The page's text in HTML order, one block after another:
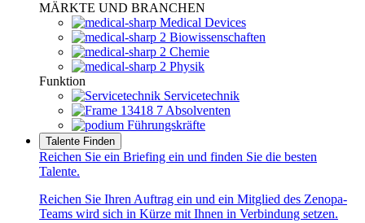
MÄRKTE UND BRANCHEN
Medical Devices
Biowissenschaften
Chemie
Physik
Funktion
Servicetechnik
Absolventen
Führungskräfte
Talente Finden
Reichen Sie ein Briefing ein und finden Sie die besten
Talente.
Reichen Sie Ihren Auftrag ein und ein Mitglied des Zenopa-
Teams wird sich in Kürze mit Ihnen in Verbindung setzen.